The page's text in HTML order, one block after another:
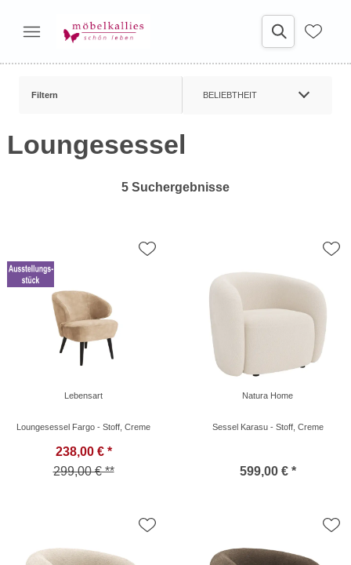
Filtern BELIEBTHEIT
Loungesessel
5 Suchergebnisse
Lebensart
Loungesessel Fargo - Stoff, Creme
238,00 € *
299,00 € **
Natura Home
Sessel Karasu - Stoff, Creme
599,00 € *